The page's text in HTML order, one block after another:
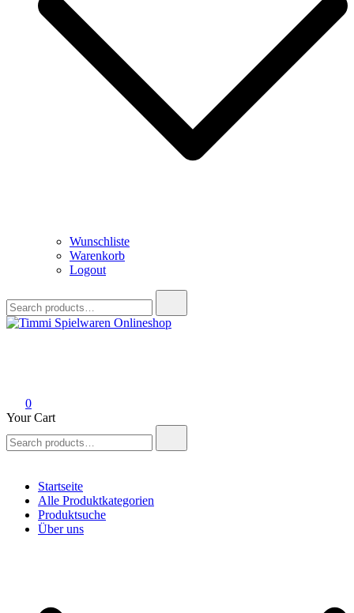
Wunschliste
Warenkorb
Logout
for:
0
Your Cart
for:
Startseite
Alle Produktkategorien
Produktsuche
Über uns